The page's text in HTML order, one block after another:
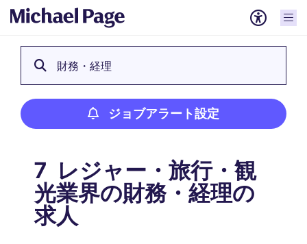
財務・経理
ジョブアラート設定
7 レジャー・旅行・観
光業界の財務・経理の
求人